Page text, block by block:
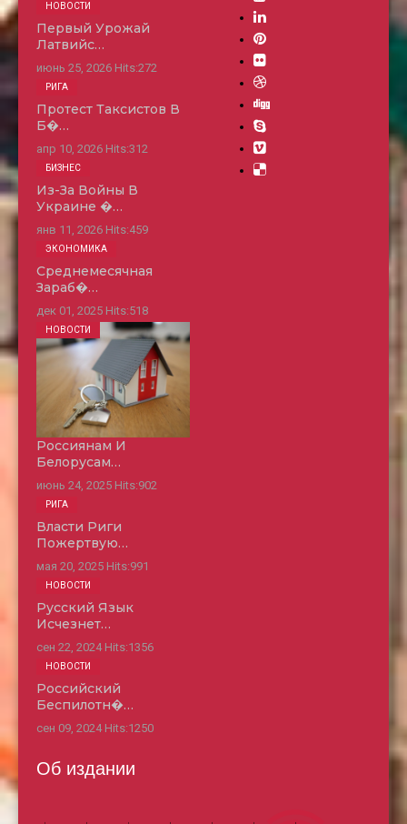
Первый Урожай
Латвийс…
июнь 25, 2026 Hits:272
НОВОСТИ
Протест Таксистов В
Б�…
апр 10, 2026 Hits:312
РИГА
Из-За Войны В
Украине �…
янв 11, 2026 Hits:459
БИЗНЕС
Среднемесячная
Зараб�…
дек 01, 2025 Hits:518
ЭКОНОМИКА
Россиянам И
Белорусам…
июнь 24, 2025 Hits:902
НОВОСТИ
Власти Риги
Пожертвую…
мая 20, 2025 Hits:991
РИГА
Русский Язык
Исчезнет…
сен 22, 2024 Hits:1356
НОВОСТИ
Российский
Беспилотн�…
сен 09, 2024 Hits:1250
НОВОСТИ
Об издании